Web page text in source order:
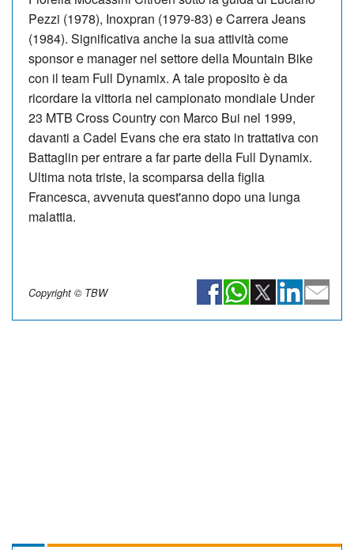
Pezzi (1978), Inoxpran (1979-83) e Carrera Jeans
(1984). Significativa anche la sua attività come
sponsor e manager nel settore della Mountain Bike
con il team Full Dynamix. A tale proposito è da
ricordare la vittoria nel campionato mondiale Under
23 MTB Cross Country con Marco Bui nel 1999,
davanti a Cadel Evans che era stato in trattativa con
Battaglin per entrare a far parte della Full Dynamix.
Ultima nota triste, la scomparsa della figlia
Francesca, avvenuta quest'anno dopo una lunga
malattia.
Copyright © TBW